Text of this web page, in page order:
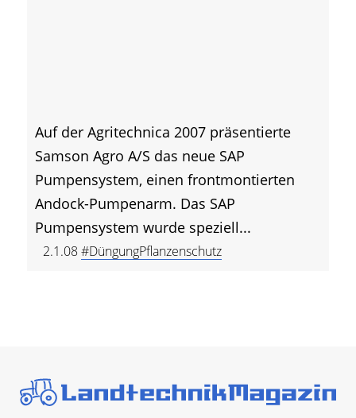
Auf der Agritechnica 2007 präsentierte
Samson Agro A/S das neue SAP
Pumpensystem, einen frontmontierten
Andock-Pumpenarm. Das SAP
Pumpensystem wurde speziell...
2.1.08#DüngungPflanzenschutz